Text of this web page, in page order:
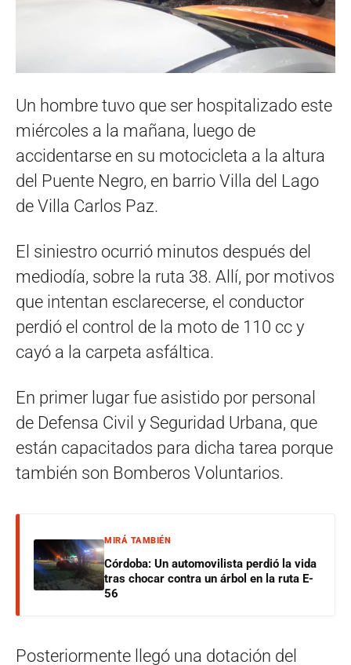
Un hombre tuvo que ser hospitalizado este
miércoles a la mañana, luego de
accidentarse en su motocicleta a la altura
del Puente Negro, en barrio Villa del Lago
de Villa Carlos Paz.
El siniestro ocurrió minutos después del
mediodía, sobre la ruta 38. Allí, por motivos
que intentan esclarecerse, el conductor
perdió el control de la moto de 110 cc y
cayó a la carpeta asfáltica.
En primer lugar fue asistido por personal
de Defensa Civil y Seguridad Urbana, que
están capacitados para dicha tarea porque
también son Bomberos Voluntarios.
MIRÁ TAMBIÉN
Córdoba: Un automovilista perdió la vida
tras chocar contra un árbol en la ruta E-
56
Posteriormente llegó una dotación del